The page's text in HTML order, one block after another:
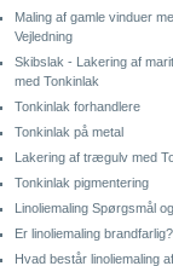
Maling af gamle vinduer
Vejledning
Skibslak - Lakering af
med Tonkinlak
Tonkinlak forhandlere
Tonkinlak på metal
Lakering af trægulv med
Tonkinlak pigmentering
Linoliemaling Spørgsmål
Er linoliemaling brandfarlig?
Hvad består linoliemaling